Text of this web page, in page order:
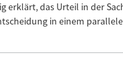
erklärt, das Urteil in der
in einem